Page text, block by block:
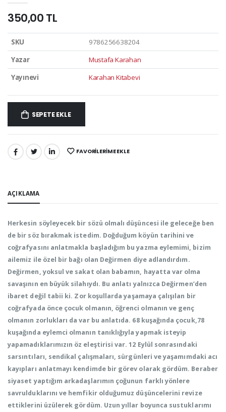
350,00 TL
SKU
9786256638204
Yazar
Mustafa Karahan
Yayınevi
Karahan Kitabevi
SEPETE EKLE
PAYLAŞ: FAVORILERIME EKLE
AÇIKLAMA
Herkesin söyleyecek bir sözü olmalı düşüncesi ile geleceğe ben
de bir söz bırakmak istedim. Doğduğum köyün tarihini ve
coğrafyasını anlatmakla başladığım bu yazma eylemimi, bizim
ailemiz ile özel bir bağı olan Değirmen diye adlandırdım.
Değirmen, yoksul ve sakat olan babamın, hayatta var olma
savaşının en büyük silahıydı. Bu anlatı yalnızca Değirmen’den
ibaret değil tabii ki. Zor koşullarda yaşamaya çalışılan bir
coğrafyada önce çocuk olmanın, öğrenci olmanın ve genç
olmanın zorlukları da var bu anlatıda. 68 kuşağında çocuk,78
kuşağında eylemci olmanın tanıklığıyla yapmak isteyip
yapamadıklarımızın öz eleştirisi var. 12 Eylül sonrasındaki
sarsıntıları, sendikal çalışmaları, sürgünleri ve yaşamımdaki acı
kayıpları anlatmayı kendimde bir görev olarak gördüm. Beraber
siyaset yaptığım arkadaşlarımın çoğunun farklı yönlere
savrulduklarını ve hemfikir olduğumuz düşüncelerini revize
ettiklerini üzülerek gördüm. Uzun yıllar boyunca sustuklarımı